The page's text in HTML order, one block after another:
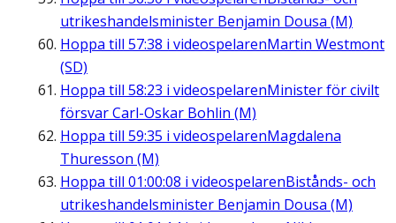
utrikeshandelsminister Benjamin Dousa (M)
Hoppa till 57:38 i videospelarenMartin Westmont
(SD)
Hoppa till 58:23 i videospelarenMinister för civilt
försvar Carl-Oskar Bohlin (M)
Hoppa till 59:35 i videospelarenMagdalena
Thuresson (M)
Hoppa till 01:00:08 i videospelarenBistånds- och
utrikeshandelsminister Benjamin Dousa (M)